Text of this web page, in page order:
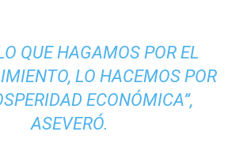
QUE HAGAMOS POR EL
LO HACEMOS POR
ECONÓMICA”,
ASEVERÓ.